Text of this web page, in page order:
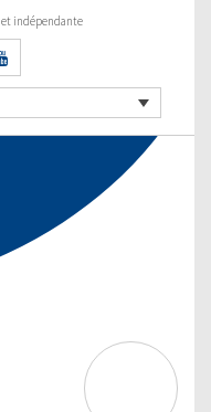
indépendante